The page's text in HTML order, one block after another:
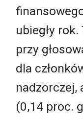
ubiegły
przy
dla
nadzorczej,
(0,14 proc.